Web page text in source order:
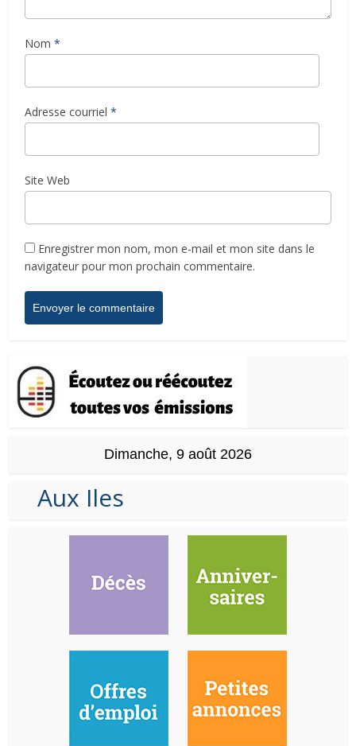
Nom *
Adresse courriel *
Site Web
Enregistrer mon nom, mon e-mail et mon site dans le
navigateur pour mon prochain commentaire.
Dimanche, 9 août 2026
Aux Iles